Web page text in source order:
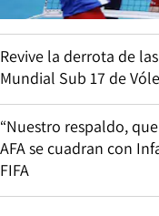
Revive la derrota de
Mundial Sub 17 de
“Nuestro respaldo,
AFA se cuadran con
FIFA